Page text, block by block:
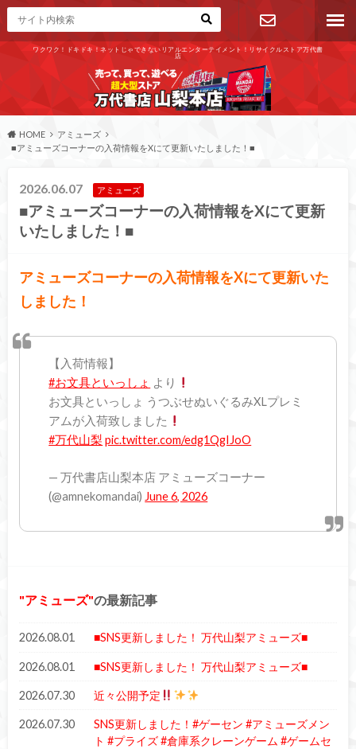
ワクワク！ドキドキ！ネットじゃできないリアルエンターテイメント！リサイクルストア万代書
店
お問い合わ
せ
HOME
アミューズ
■アミューズコーナーの入荷情報をXにて更新いたしました！■
2026.06.07 アミューズ
■アミューズコーナーの入荷情報をXにて更新
いたしました！■
アミューズコーナーの入荷情報をXにて更新いた
しました！
【入荷情報】
#お文具といっしょ より
お文具といっしょ うつぶせぬいぐるみXLプレミ
アムが入荷致しました
#万代山梨 pic.twitter.com/edg1QgIJoO
— 万代書店山梨本店 アミューズコーナー
(@amnekomandai) June 6, 2026
アミューズ の最新記事
2026.08.01 ■SNS更新しました！ 万代山梨アミューズ■
2026.08.01 ■SNS更新しました！ 万代山梨アミューズ■
2026.07.30 近々公開予定
2026.07.30
SNS更新しました！#ゲーセン #アミューズメン
ト #プライズ #倉庫系クレーンゲーム #ゲームセ